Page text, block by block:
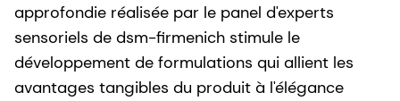
approfondie réalisée par le panel d'experts
sensoriels de dsm-firmenich stimule le
développement de formulations qui allient les
avantages tangibles du produit à l'élégance